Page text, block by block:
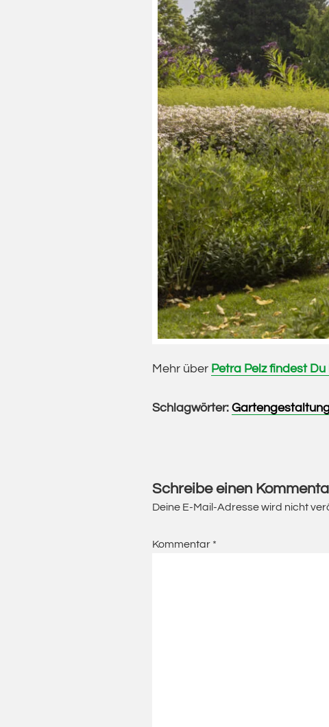
Mehr über Petra Pelz findest Du
Schlagwörter:
Schreibe einen
Deine E-Mail-Adresse wird nicht
Kommentar *